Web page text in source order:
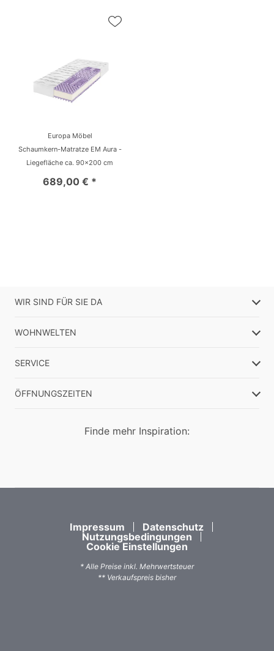
Europa Möbel
Schaumkern-Matratze EM Aura -
Liegefläche ca. 90x200 cm
689,00 € *
WIR SIND FÜR SIE DA
WOHNWELTEN
SERVICE
ÖFFNUNGSZEITEN
Finde mehr Inspiration:
Impressum
Datenschutz
Nutzungsbedingungen
Cookie Einstellungen
* Alle Preise inkl. Mehrwertsteuer
** Verkaufspreis bisher